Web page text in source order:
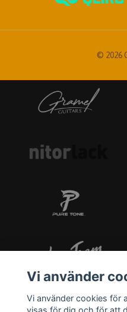
© 2026
Vi använder
Vi använder cookies för
visas för dig och för att